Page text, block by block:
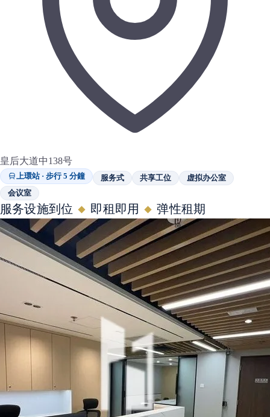
皇后大道中138号
上環站 · 步行 5 分鐘 服务式 共享工位
虚拟办公室
会议室
服务设施到位 ◆ 即租即用 ◆ 弹性租期